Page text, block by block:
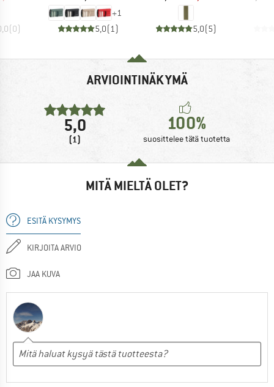
(0)
+1
5,0(1 ) 5,0(5)
ARVIOINTINÄKYMÄ
5,0
(1)
100%
suosittelee tätä tuotetta
MITÄ MIELTÄ OLET?
ESITÄ KYSYMYS
KIRJOITA ARVIO
JAA KUVA